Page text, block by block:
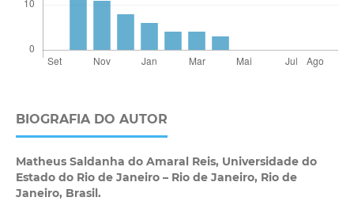
BIOGRAFIA DO AUTOR
Matheus Saldanha do Amaral Reis, Universidade do
Estado do Rio de Janeiro – Rio de Janeiro, Rio de
Janeiro, Brasil.